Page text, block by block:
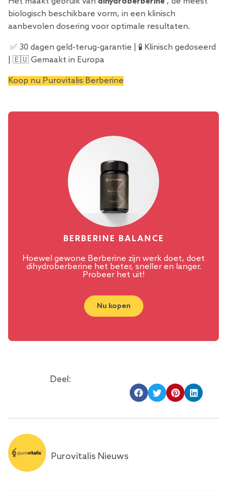
biologisch beschikbare vorm, in een klinisch
aanbevolen dosering voor optimale resultaten.
✅ 30 dagen geld-terug-garantie | 🧪 Klinisch gedoseerd
| 🇪🇺 Gemaakt in Europa
Koop nu Purovitalis Berberine
BERBERINE BALANCE
Hoewel gewone Berberine zijn werk doet, doet
dihydroberberine het beter, sneller en langer.
Probeer het uit!
Nu kopen
Deel:
Purovitalis Nieuws